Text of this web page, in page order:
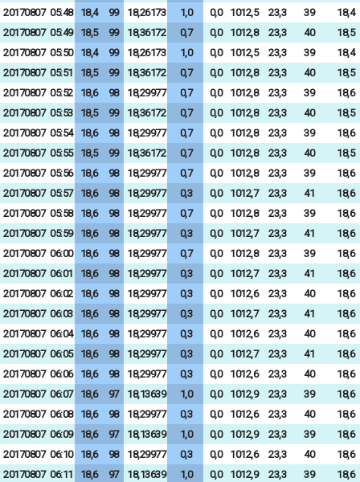
20170807 05:48 18,4 99 18,26173 1,0 0,0 1012,5 23,3 39
18,4
20170807 05:49 18,5 99 18,36172 0,7 0,0 1012,8 23,3 40
18,5
20170807 05:50 18,4 99 18,26173 1,0 0,0 1012,5 23,3 39
18,4
20170807 05:51 18,5 99 18,36172 0,7 0,0 1012,8 23,3 40
18,5
20170807 05:52 18,6 98 18,29977 0,7 0,0 1012,8 23,3 39
18,6
20170807 05:53 18,5 99 18,36172 0,7 0,0 1012,8 23,3 40
18,5
20170807 05:54 18,6 98 18,29977 0,7 0,0 1012,8 23,3 39
18,6
20170807 05:55 18,5 99 18,36172 0,7 0,0 1012,8 23,3 40
18,5
20170807 05:56 18,6 98 18,29977 0,7 0,0 1012,8 23,3 39
18,6
20170807 05:57 18,6 98 18,29977 0,3 0,0 1012,7 23,3 41
18,6
20170807 05:58 18,6 98 18,29977 0,7 0,0 1012,8 23,3 39
18,6
20170807 05:59 18,6 98 18,29977 0,3 0,0 1012,7 23,3 41
18,6
20170807 06:00 18,6 98 18,29977 0,7 0,0 1012,8 23,3 39
18,6
20170807 06:01 18,6 98 18,29977 0,3 0,0 1012,7 23,3 41
18,6
20170807 06:02 18,6 98 18,29977 0,3 0,0 1012,6 23,3 40
18,6
20170807 06:03 18,6 98 18,29977 0,3 0,0 1012,7 23,3 41
18,6
20170807 06:04 18,6 98 18,29977 0,3 0,0 1012,6 23,3 40
18,6
20170807 06:05 18,6 98 18,29977 0,3 0,0 1012,7 23,3 41
18,6
20170807 06:06 18,6 98 18,29977 0,3 0,0 1012,6 23,3 40
18,6
20170807 06:07 18,6 97 18,13639 1,0 0,0 1012,9 23,3 39
18,6
20170807 06:08 18,6 98 18,29977 0,3 0,0 1012,6 23,3 40
18,6
20170807 06:09 18,6 97 18,13639 1,0 0,0 1012,9 23,3 39
18,6
20170807 06:10 18,6 98 18,29977 0,3 0,0 1012,6 23,3 40
18,6
20170807 06:11 18,6 97 18,13639 1,0 0,0 1012,9 23,3 39
18,6